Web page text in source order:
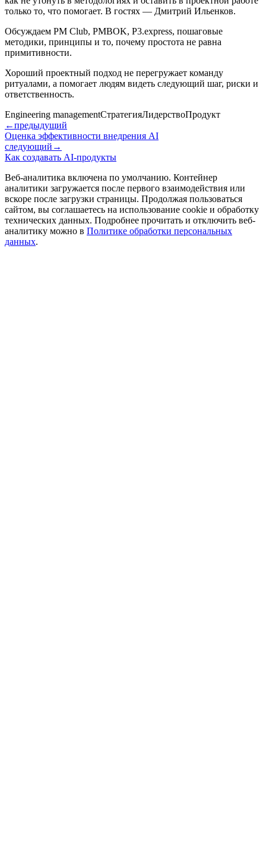
только то, что помогает. В гостях — Дмитрий Ильенков.
Обсуждаем PM Club, PMBOK, P3.express, пошаговые
методики, принципы и то, почему простота не равна
примитивности.
Хороший проектный подход не перегружает команду
ритуалами, а помогает людям видеть следующий шаг, риски и
ответственность.
Engineering managementСтратегияЛидерствоПродукт
←предыдущий
Оценка эффективности внедрения AI
следующий →
Как создавать AI-продукты
Веб-аналитика включена по умолчанию. Контейнер
аналитики загружается после первого взаимодействия или
вскоре после загрузки страницы. Продолжая пользоваться
сайтом, вы соглашаетесь на использование cookie и обработку
технических данных. Подробнее прочитать и отключить веб-
аналитику можно в Политике обработки персональных
данных.